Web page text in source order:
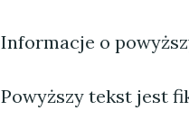
Informacje o
Powyższy tekst jest